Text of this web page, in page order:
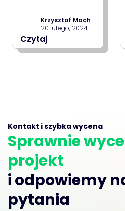
Krzysztof Mach
20 lutego, 2024
Czytaj
Kontakt i szybka wycena
Sprawnie
projekt
i odpowiemy
pytania